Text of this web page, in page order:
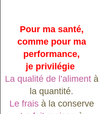
Pour ma santé,
comme pour ma
performance,
je privilégie
La qualité de l’aliment à
la quantité.
Le frais à la conserve